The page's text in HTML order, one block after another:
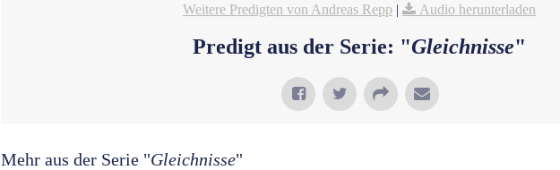
Weitere Predigten von Andreas Repp | Audio herunterladen
Predigt aus der Serie: "Gleichnisse"
Mehr aus der Serie "Gleichnisse"